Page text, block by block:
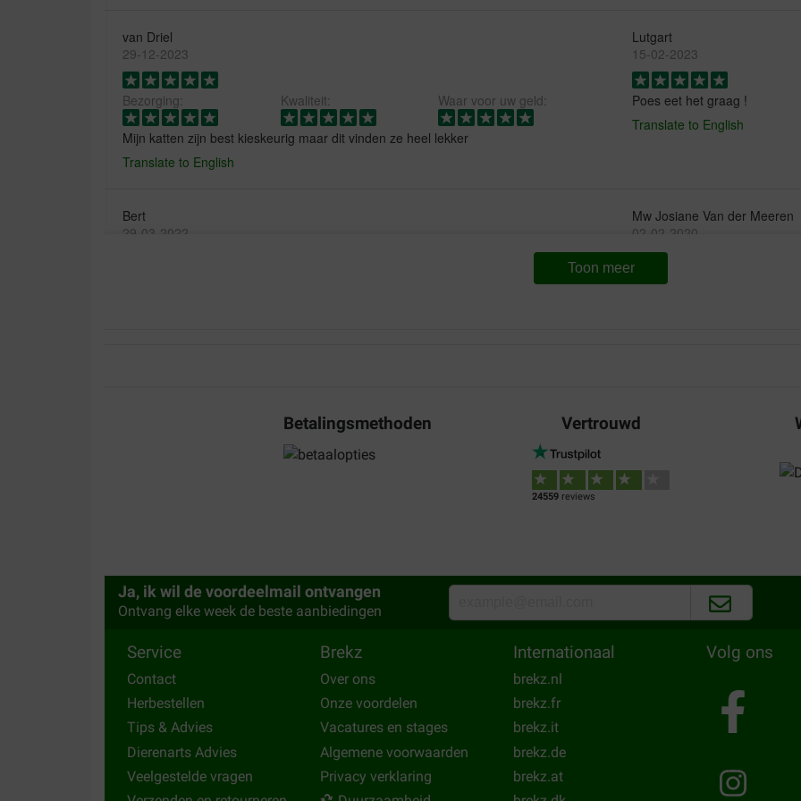
van Driel
29-12-2023
Bezorging: Kwaliteit: Waar voor uw geld:
Mijn katten zijn best kieskeurig maar dit vinden ze heel lekker
Translate to English
Lutgart
15-02-2023
Poes eet het graag !
Translate to English
Bert
29-03-2022
Waar voor uw geld:
Mw Josiane Van der Meeren
02-02-2020
Lekker brokjes vinden de
21-11-2018
De katten vinden het voer
al toe.
03-12-2017
te zeggen. Zeer goede service.
Translate to English
10-06-2017
Toon meer
Betalingsmethoden Vertrouwd
24559reviews
Ja, ik wil de voordeelmail ontvangen
Ontvang elke week de beste aanbiedingen
Service
Contact
Herbestellen
Tips & Advies
Dierenarts Advies
Veelgestelde vragen
Brekz
Over ons
Onze voordelen
Vacatures en stages
Algemene voorwaarden
Privacy verklaring
Internationaal
brekz.nl
brekz.fr
brekz.it
brekz.de
brekz.at
Volg ons